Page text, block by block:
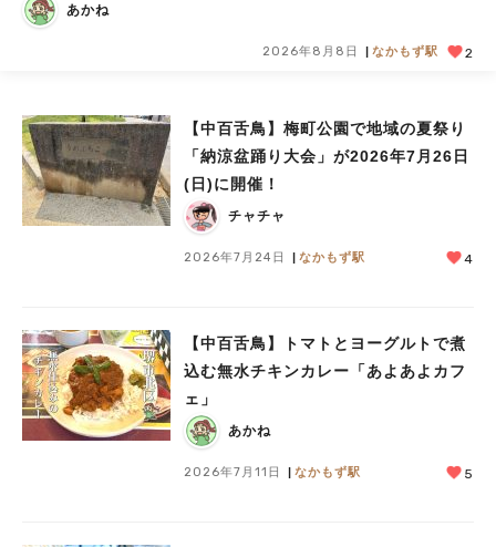
あかね
2026年8月8日 なかもず駅 2
【中百舌鳥】梅町公園で地域の夏祭り
「納涼盆踊り大会」が2026年7月26日
(日)に開催！
チャチャ
2026年7月24日 なかもず駅 4
【中百舌鳥】トマトとヨーグルトで煮
込む無水チキンカレー「あよあよカフ
ェ」
あかね
2026年7月11日 なかもず駅 5